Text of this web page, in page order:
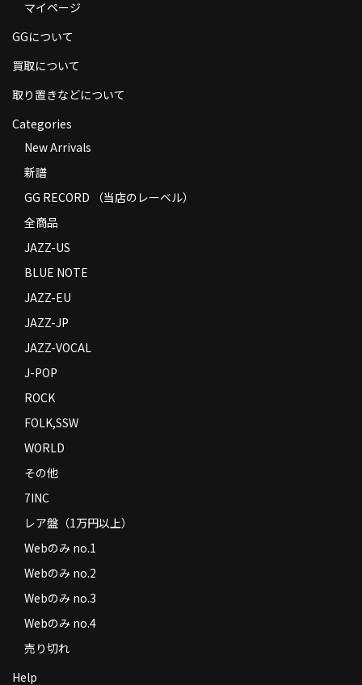
お支払い方法
返品
特定商取引法に基づく表示
Contact
マイページ
GGについて
買取について
取り置きなどについて
Categories
New Arrivals
新譜
GG RECORD （当店のレーベル）
全商品
JAZZ-US
BLUE NOTE
JAZZ-EU
JAZZ-JP
JAZZ-VOCAL
J-POP
ROCK
FOLK,SSW
WORLD
その他
7INC
レア盤（1万円以上）
Webのみ no.1
Webのみ no.2
Webのみ no.3
Webのみ no.4
売り切れ
Help